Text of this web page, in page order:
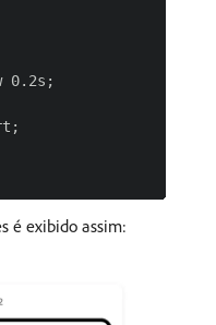
0.2s;
é exibido assim: